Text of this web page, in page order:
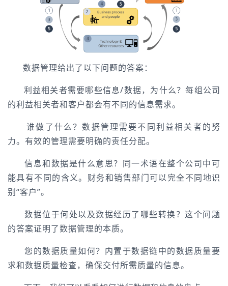
数据管理给出了以下问题的答案：
利益相关者需要哪些信息/数据，为什么？每组公司
的利益相关者和客户都会有不同的信息需求。
谁做了什么？数据管理需要不同利益相关者的努
力。有效的管理需要明确的责任分配。
信息和数据是什么意思？同一术语在整个公司中可
能具有不同的含义。财务和销售部门可以完全不同地识
别“客户”。
数据位于何处以及数据经历了哪些转换？这个问题
的答案证明了数据管理的本质。
您的数据质量如何？内置于数据链中的数据质量要
求和数据质量检查，确保交付所需质量的信息。